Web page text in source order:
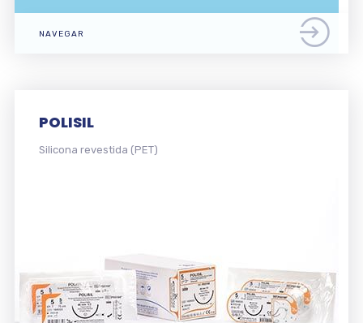
NAVEGAR
POLISIL
Silicona revestida (PET)